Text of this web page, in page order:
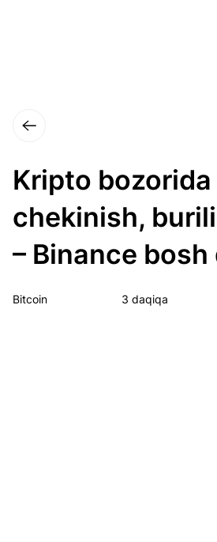
Kripto
chekinish,
– Binance
Bitcoin 3 daqiqa